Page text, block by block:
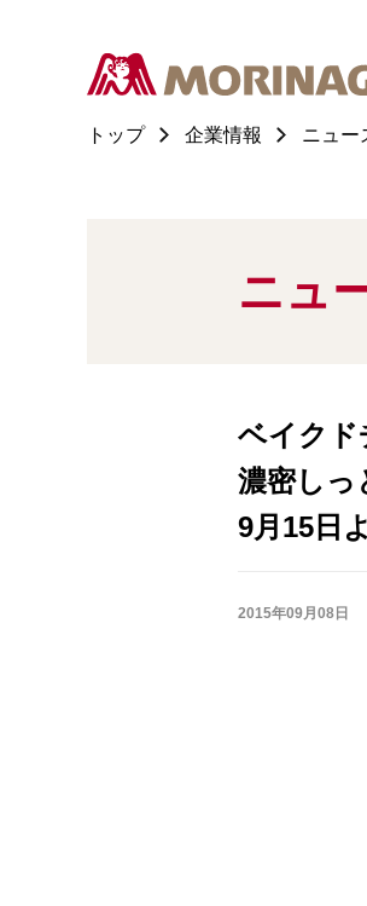
トップ 企業情報 ニュー
ニュ
ベイクド
濃密しっ
9月15日
2015年09月08日